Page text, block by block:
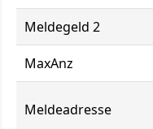
Meldegeld 2
MaxAnz
Meldeadresse